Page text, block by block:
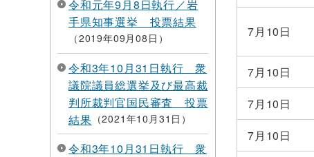
令和元年9月8日執行／岩
手県知事選挙 投票結果
2019年09月08日
令和3年10月31日執行 衆
議院議員総選挙及び最高裁
判所裁判官国民審査 投票
結果
2021年10月31日
令和3年10月31日執行 衆
7月10日
7月10日
7月10日
7月10日